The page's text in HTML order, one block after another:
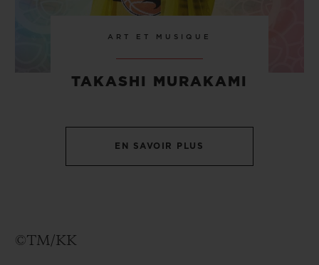
ART ET MUSIQUE
TAKASHI MURAKAMI
EN SAVOIR PLUS
©TM/KK